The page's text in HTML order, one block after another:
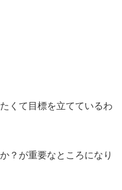
くて目標を立てているわ
？が重要なところになり